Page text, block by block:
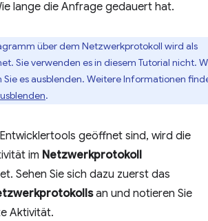
lange die Anfrage gedauert hat.
über dem Netzwerkprotokoll wird als
Sie verwenden es in diesem Tutorial nicht.
Sie es ausblenden. Weitere Informationen
.
geöffnet sind, wird die
im Netzwerkprotokoll
Sehen Sie sich dazu zuerst das
an und notieren Sie
Aktivität.